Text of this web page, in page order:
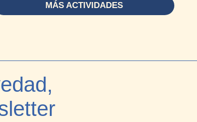
MÁS ACTIVIDADES